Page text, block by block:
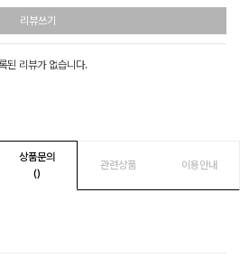
리뷰쓰기
된 리뷰가 없습니다.
상품문의
()
관련상품 이용안내